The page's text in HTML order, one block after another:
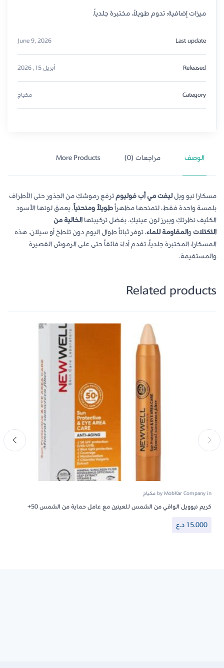
ميزات إضافية: تدوم طويلاً، مختبرة جلدياً.
Last update
June 9, 2026
Released أبريل 15, 2026
Category مكياج
الوصف مراجعات (0) More Products
مسكارا نيو ويلليفت مي أب فوليومترفع رموشكِ من الجذور حتى الأطراف
بلمسة واحدة فقط، لتمنحها مظهراًطويلاً ومنحنياً. يعمق لونها الأسود
الكثيف نظرتكِ ويبرز لون عينيكِ. بفضل تركيبتهاالخالية من
التكتلاتوالمقاومة للماء، توفر ثباتاً طوال اليوم دون تلطخ أو سيلان. هذه
المسكارا، المختبرة جلدياً، تقدم أداءً فائقاً حتى على الرموش القصيرة
والمستقيمة.
Related products
byMobKar Companyin مكياج
كريم نيوويل الواقي من الشمس للعينين مع عامل حماية من الشمس 50+
15.000د.ع